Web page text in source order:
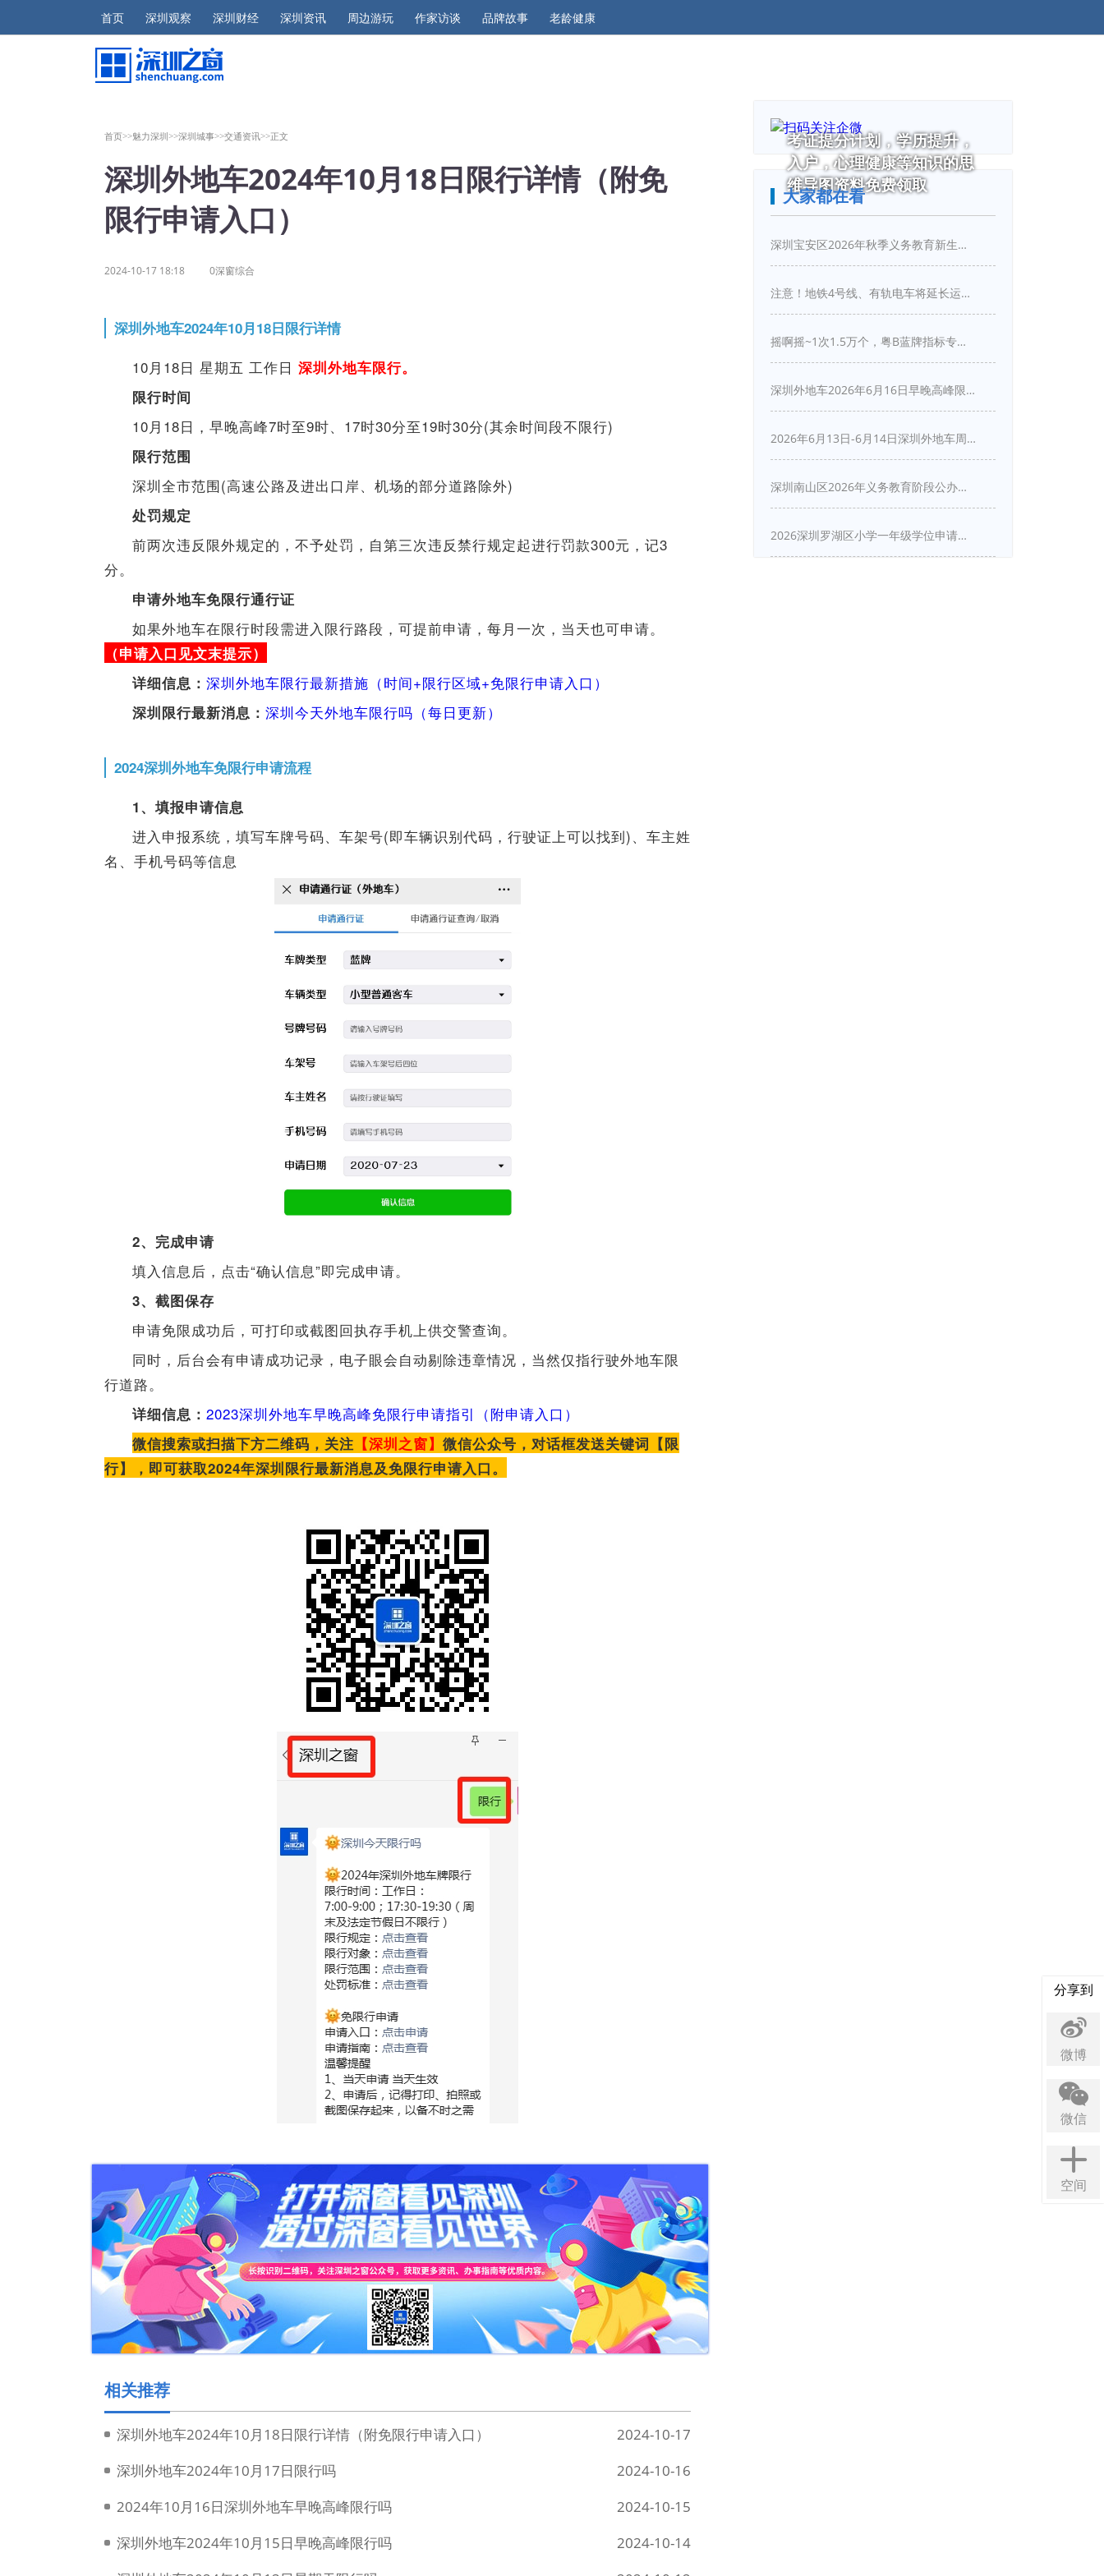
首页 深圳观察 深圳财经 深圳资讯 周边游玩 作家访谈 品牌故事 老龄健康
首页>>魅力深圳>>深圳城事>>交通资讯>>正文
深圳外地车2024年10月18日限行详情（附免
限行申请入口）
2024-10-17 18:18 0深窗综合
深圳外地车2024年10月18日限行详情
10月18日 星期五 工作日 深圳外地车限行。
限行时间
10月18日，早晚高峰7时至9时、17时30分至19时30分(其余时间段不限行)
限行范围
深圳全市范围(高速公路及进出口岸、机场的部分道路除外)
处罚规定
前两次违反限外规定的，不予处罚，自第三次违反禁行规定起进行罚款300元，记3
分。
申请外地车免限行通行证
如果外地车在限行时段需进入限行路段，可提前申请，每月一次，当天也可申请。
（申请入口见文末提示）
详细信息： 深圳外地车限行最新措施（时间+限行区域+免限行申请入口）
深圳限行最新消息： 深圳今天外地车限行吗（每日更新）
2024深圳外地车免限行申请流程
1、填报申请信息
进入申报系统，填写车牌号码、车架号(即车辆识别代码，行驶证上可以找到)、车主姓
名、手机号码等信息
2、完成申请
填入信息后，点击“确认信息”即完成申请。
3、截图保存
申请免限成功后，可打印或截图回执存手机上供交警查询。
同时，后台会有申请成功记录，电子眼会自动剔除违章情况，当然仅指行驶外地车限
行道路。
详细信息： 2023深圳外地车早晚高峰免限行申请指引（附申请入口）
微信搜索或扫描下方二维码，关注 【深圳之窗】 微信公众号，对话框发送关键词【限
行】，即可获取2024年深圳限行最新消息及免限行申请入口。
分享到
微博
微信
空间
相关推荐
深圳外地车2024年10月18日限行详情（附免限行申请入口）
2024-10-17
深圳外地车2024年10月17日限行吗
2024-10-16
2024年10月16日深圳外地车早晚高峰限行吗
2024-10-15
深圳外地车2024年10月15日早晚高峰限行吗
2024-10-14
考证提分计划，学历提升，
入户，心理健康等知识的思
维导图资料免费领取
大家都在看
深圳宝安区2026年秋季义务教育新生入学指引
注意！地铁4号线、有轨电车将延长运营服务！
摇啊摇~1次1.5万个，粤B蓝牌指标专项摇号又来啦！
深圳外地车2026年6月16日早晚高峰限行详情
2026年6月13日-6月14日深圳外地车周末限行吗
深圳南山区2026年义务教育阶段公办学校新生入学申请指南
2026深圳罗湖区小学一年级学位申请指南